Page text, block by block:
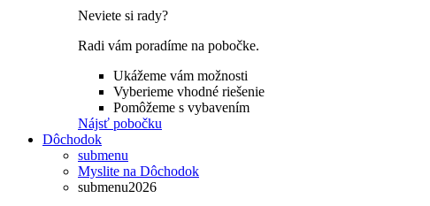
Neviete si rady?
Radi vám poradíme na pobočke.
Ukážeme vám možnosti
Vyberieme vhodné riešenie
Pomôžeme s vybavením
Nájsť pobočku
Dôchodok
submenu
Myslite na Dôchodok
submenu2026